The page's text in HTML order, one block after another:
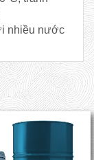
nhiều nước